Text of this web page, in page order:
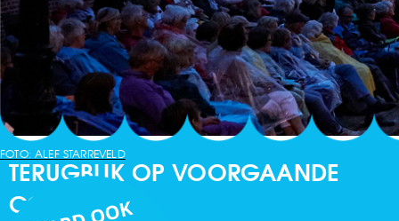
FOTO: ALEF STARREVELD
TERUGBLIK OP VOORGAANDE
CONCERTEN